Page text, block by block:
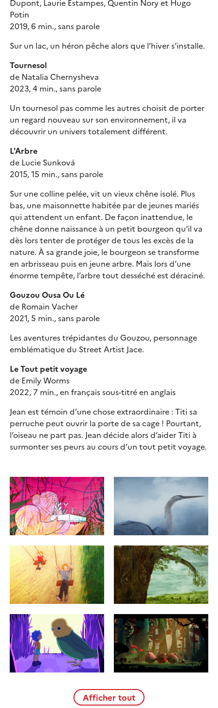
Dupont, Laurie Estampes, Quentin Nory et Hugo
Potin
2019, 6 min., sans parole
Sur un lac, un héron pêche alors que l’hiver s’installe.
Tournesol
de Natalia Chernysheva
2023, 4 min., sans parole
Un tournesol pas comme les autres choisit de porter
un regard nouveau sur son environnement, il va
découvrir un univers totalement différent.
L'Arbre
de Lucie Sunková
2015, 15 min., sans parole
Sur une colline pelée, vit un vieux chêne isolé. Plus
bas, une maisonnette habitée par de jeunes mariés
qui attendent un enfant. De façon inattendue, le
chêne donne naissance à un petit bourgeon qu’il va
dès lors tenter de protéger de tous les excès de la
nature. À sa grande joie, le bourgeon se transforme
en arbrisseau puis en jeune arbre. Mais lors d’une
énorme tempête, l’arbre tout desséché est déraciné.
Gouzou Ousa Ou Lé
de Romain Vacher
2021, 5 min., sans parole
Les aventures trépidantes du Gouzou, personnage
emblématique du Street Artist Jace.
Le Tout petit voyage
de Emily Worms
2022, 7 min., en français sous-titré en anglais
Jean est témoin d’une chose extraordinaire : Titi sa
perruche peut ouvrir la porte de sa cage ! Pourtant,
l’oiseau ne part pas. Jean décide alors d’aider Titi à
surmonter ses peurs au cours d’un tout petit voyage.
Afficher tout